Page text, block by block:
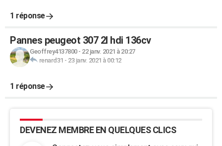
1 réponse
Pannes peugeot 307 2l hdi 136cv
Geoffrey4137800- 22 janv. 2021 à 20:27
renard31 - 23 janv. 2021 à 00:12
1 réponse
DEVENEZ MEMBRE EN QUELQUES CLICS